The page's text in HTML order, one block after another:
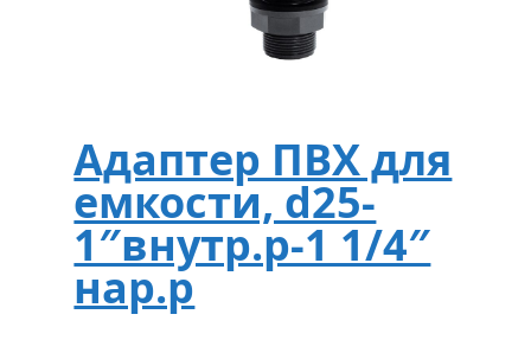
Адаптер ПВХ для
емкости, d25-
1″внутр.р-1 1/4″
нар.р